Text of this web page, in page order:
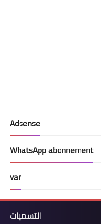
Adsense
WhatsApp abonnement
var
التسميات